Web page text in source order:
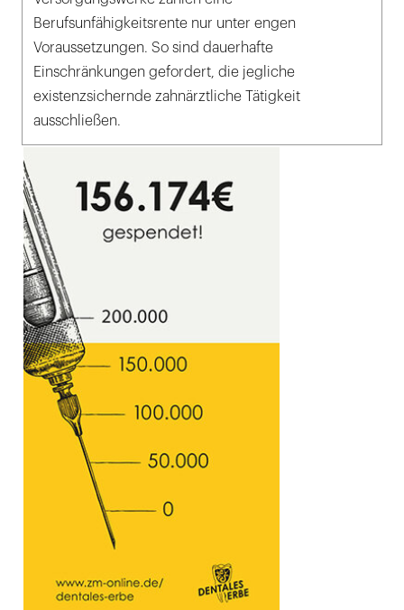
Berufsunfähigkeitsrente nur unter engen
Voraussetzungen. So sind dauerhafte
Einschränkungen gefordert, die jegliche
existenzsichernde zahnärztliche Tätigkeit
ausschließen.